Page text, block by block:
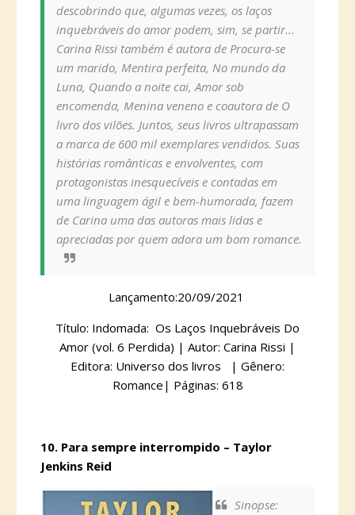
descobrindo que, algumas vezes, os laços
inquebráveis do amor podem, sim, se partir...
Carina Rissi também é autora de Procura-se
um marido, Mentira perfeita, No mundo da
Luna, Quando a noite cai, Amor sob
encomenda, Menina veneno e coautora de O
livro dos vilões. Juntos, seus livros ultrapassam
a marca de 600 mil exemplares vendidos. Suas
histórias românticas e envolventes, com
protagonistas inesquecíveis e contadas em
uma linguagem ágil e bem-humorada, fazem
de Carina uma das autoras mais lidas e
apreciadas por quem adora um bom romance.
Lançamento:20/09/2021
Título: Indomada: Os Laços Inquebráveis Do
Amor (vol. 6 Perdida) | Autor: Carina Rissi |
Editora: Universo dos livros | Gênero:
Romance| Páginas: 618
10. Para sempre interrompido – Taylor
Jenkins Reid
Sinopse: